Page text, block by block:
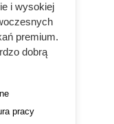
i wysokiej
premium.
dobrą
pracy